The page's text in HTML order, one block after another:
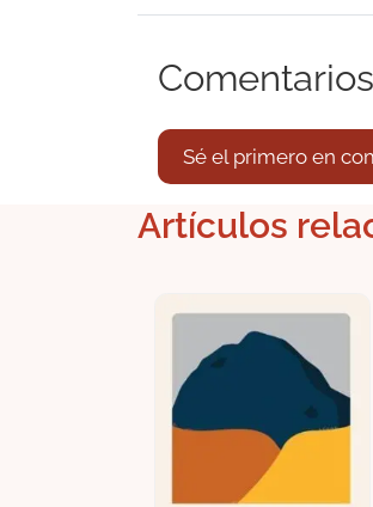
Comentarios
Sé el primero en
Artículos